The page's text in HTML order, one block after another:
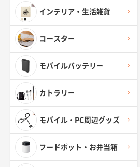
インテリア・生活雑貨
コースター
モバイルバッテリー
カトラリー
モバイル・PC周辺グッズ
フードポット・お弁当箱